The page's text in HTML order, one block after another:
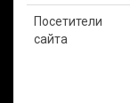
Посетители
сайта